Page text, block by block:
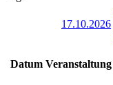
17.10.2026
Datum Veranstaltung